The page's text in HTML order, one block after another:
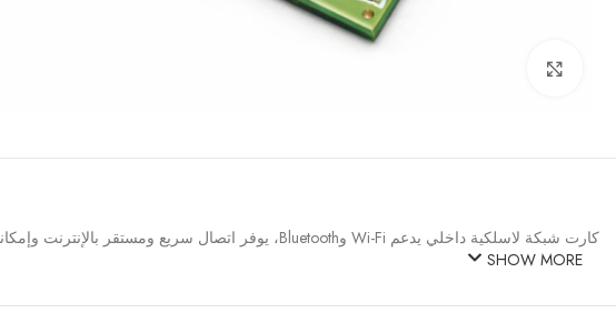
كارت شبكة لاسلكية داخلي يدعم Wi-Fi وBluetooth، يوفر اتصال سريع ومستقر بالإنترنت وإمكانية ربط الأجهزة اللاسلكية مثل الماوس والسماعات.
SHOW MORE